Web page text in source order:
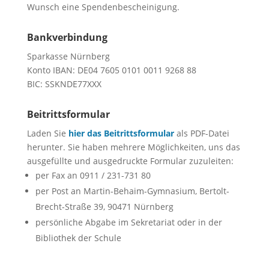
Wunsch eine Spendenbescheinigung.
Bankverbindung
Sparkasse Nürnberg
Konto IBAN: DE04 7605 0101 0011 9268 88
BIC: SSKNDE77XXX
Beitrittsformular
Laden Sie hier das Beitrittsformularals PDF-Datei
herunter. Sie haben mehrere Möglichkeiten, uns das
ausgefüllte und ausgedruckte Formular zuzuleiten:
per Fax an 0911 / 231-731 80
per Post an Martin-Behaim-Gymnasium, Bertolt-
Brecht-Straße 39, 90471 Nürnberg
persönliche Abgabe im Sekretariat oder in der
Bibliothek der Schule